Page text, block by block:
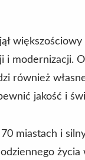
modernizacji.
również
jakość i
miastach i